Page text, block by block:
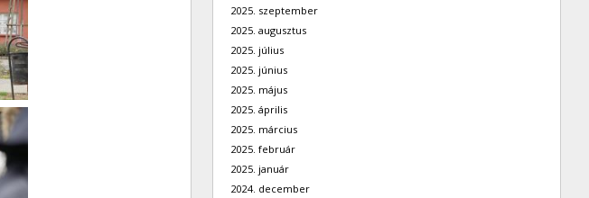
2025. szeptember
2025. augusztus
2025. július
2025. június
2025. május
2025. április
2025. március
2025. február
2025. január
2024. december